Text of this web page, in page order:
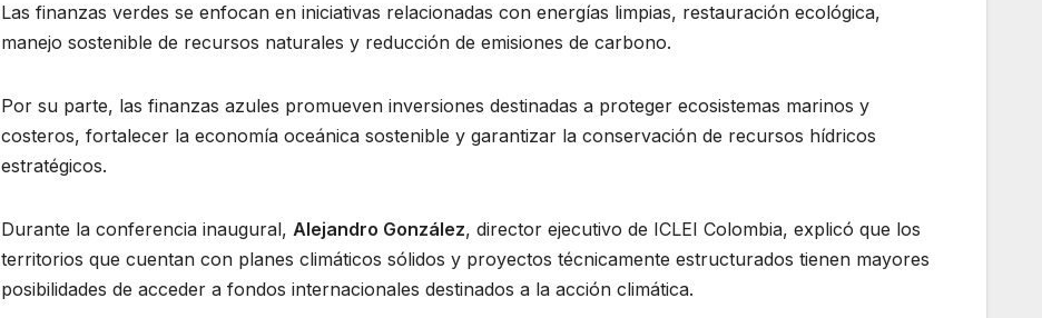
Las finanzas verdes se enfocan en iniciativas relacionadas con energías limpias, restauración ecológica,
manejo sostenible de recursos naturales y reducción de emisiones de carbono.
Por su parte, las finanzas azules promueven inversiones destinadas a proteger ecosistemas marinos y
costeros, fortalecer la economía oceánica sostenible y garantizar la conservación de recursos hídricos
estratégicos.
Durante la conferencia inaugural, Alejandro González, director ejecutivo de ICLEI Colombia, explicó que los
territorios que cuentan con planes climáticos sólidos y proyectos técnicamente estructurados tienen mayores
posibilidades de acceder a fondos internacionales destinados a la acción climática.